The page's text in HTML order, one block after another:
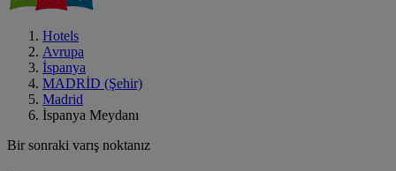
Hotels
Avrupa
İspanya
MADRİD (Şehir)
Madrid
İspanya Meydanı
Bir sonraki varış noktanız